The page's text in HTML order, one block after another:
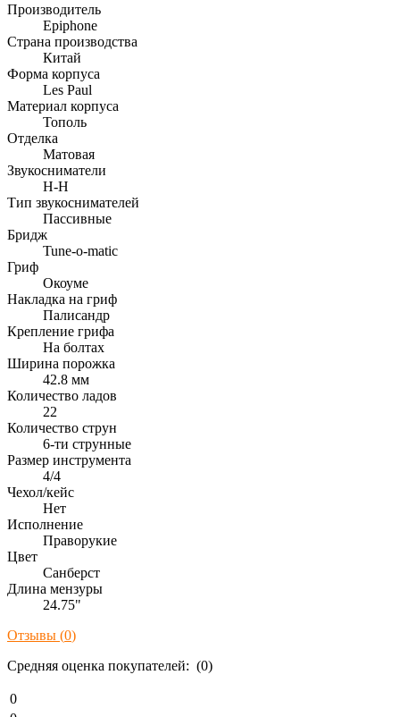
Производитель
Epiphone
Страна производства
Китай
Форма корпуса
Les Paul
Материал корпуса
Тополь
Отделка
Матовая
Звукосниматели
H-H
Тип звукоснимателей
Пассивные
Бридж
Tune-o-matic
Гриф
Окоуме
Накладка на гриф
Палисандр
Крепление грифа
На болтах
Ширина порожка
42.8 мм
Количество ладов
22
Количество струн
6-ти струнные
Размер инструмента
4/4
Чехол/кейс
Нет
Исполнение
Праворукие
Цвет
Санберст
Длина мензуры
24.75"
Отзывы (0)
Средняя оценка покупателей: (0)
0